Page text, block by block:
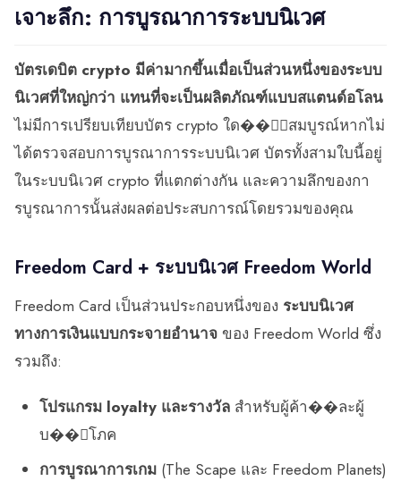
เจาะลึก: การบูรณาการระบบนิเวศ
บัตรเดบิต crypto มีค่ามากขึ้นเมื่อเป็นส่วนหนึ่งของระบบ
นิเวศที่ใหญ่กว่า แทนที่จะเป็นผลิตภัณฑ์แบบสแตนด์อโลน
ไม่มีการเปรียบเทียบบัตร crypto ใด��ี่สมบูรณ์หากไม่
ได้ตรวจสอบการบูรณาการระบบนิเวศ บัตรทั้งสามใบนี้อยู่
ในระบบนิเวศ crypto ที่แตกต่างกัน และความลึกของกา
รบูรณาการนั้นส่งผลต่อประสบการณ์โดยรวมของคุณ
Freedom Card + ระบบนิเวศ Freedom World
Freedom Card เป็นส่วนประกอบหนึ่งของ ระบบนิเวศ
ทางการเงินแบบกระจายอำนาจ ของ Freedom World ซึ่ง
รวมถึง:
โปรแกรม loyalty และรางวัล สำหรับผู้ค้า��ละผู้
บ��ิโภค
การบูรณาการเกม (The Scape และ Freedom Planets)